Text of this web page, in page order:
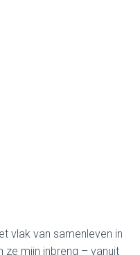
vlak van samenleven in
ze mijn inbreng – vanuit